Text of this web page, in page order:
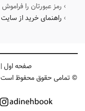
› رمز عبورتان را
› راهنمای خرید از سایت
صفحه اول
© تمامی حقوق محفوظ است و